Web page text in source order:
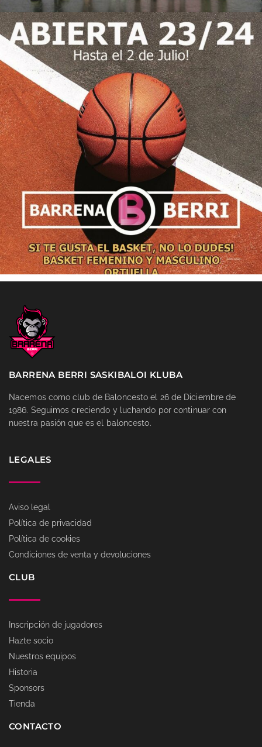
BARRENA BERRI SASKIBALOI KLUBA
Nacemos como club de Baloncesto el 26 de Diciembre de
1986. Seguimos creciendo y luchando por continuar con
nuestra pasión que es el baloncesto.
LEGALES
Aviso legal
Política de privacidad
Política de cookies
Condiciones de venta y devoluciones
CLUB
Inscripción de jugadores
Hazte socio
Nuestros equipos
Historia
Sponsors
Tienda
CONTACTO